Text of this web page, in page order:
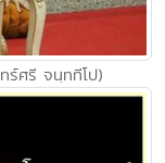
ร์ศรี จนฺททีโป)